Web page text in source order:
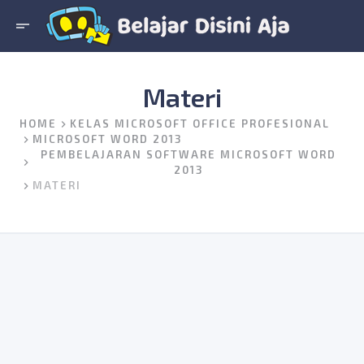
short_text
Materi
HOME
KELAS MICROSOFT OFFICE PROFESIONAL
MICROSOFT WORD 2013
PEMBELAJARAN SOFTWARE MICROSOFT WORD
2013
MATERI